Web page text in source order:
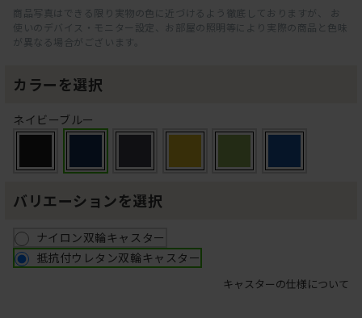
商品写真はできる限り実物の色に近づけるよう徹底しておりますが、 お
使いのデバイス・モニター設定、お部屋の照明等により実際の商品と色味
が異なる場合がございます。
カラーを選択
ネイビーブルー
バリエーションを選択
ナイロン双輪キャスター
抵抗付ウレタン双輪キャスター
キャスターの仕様について